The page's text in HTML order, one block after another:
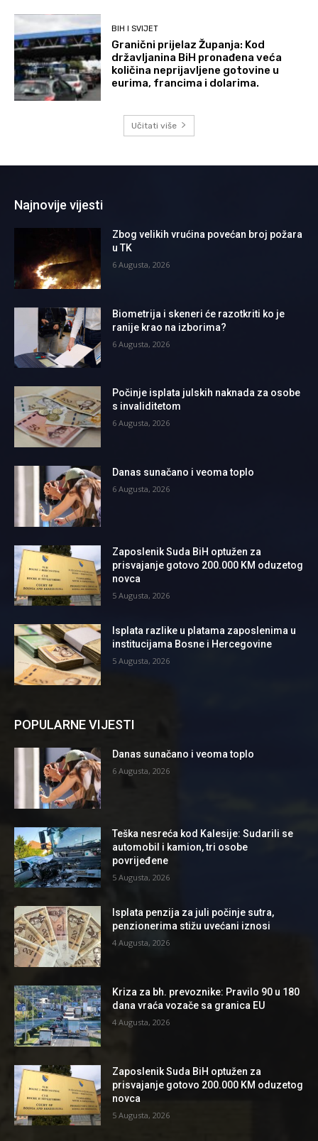
BIH I SVIJET
Granični prijelaz Županja: Kod
državljanina BiH pronađena veća
količina neprijavljene gotovine u
eurima, francima i dolarima.
Učitati više
Najnovije vijesti
Zbog velikih vrućina povećan broj požara
u TK
6 Augusta, 2026
Biometrija i skeneri će razotkriti ko je
ranije krao na izborima?
6 Augusta, 2026
Počinje isplata julskih naknada za osobe
s invaliditetom
6 Augusta, 2026
Danas sunačano i veoma toplo
6 Augusta, 2026
Zaposlenik Suda BiH optužen za
prisvajanje gotovo 200.000 KM oduzetog
novca
5 Augusta, 2026
Isplata razlike u platama zaposlenima u
institucijama Bosne i Hercegovine
5 Augusta, 2026
POPULARNE VIJESTI
Danas sunačano i veoma toplo
6 Augusta, 2026
Teška nesreća kod Kalesije: Sudarili se
automobil i kamion, tri osobe
povrijeđene
5 Augusta, 2026
Isplata penzija za juli počinje sutra,
penzionerima stižu uvećani iznosi
4 Augusta, 2026
Kriza za bh. prevoznike: Pravilo 90 u 180
dana vraća vozače sa granica EU
4 Augusta, 2026
Zaposlenik Suda BiH optužen za
prisvajanje gotovo 200.000 KM oduzetog
novca
5 Augusta, 2026